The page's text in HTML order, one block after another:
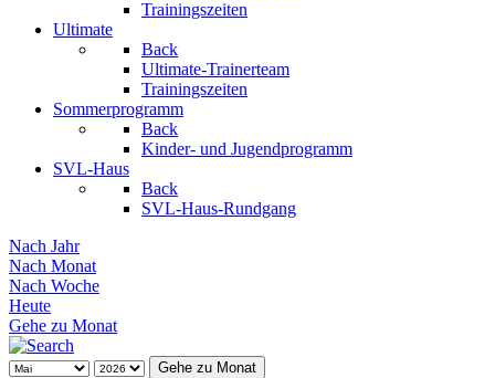
Trainingszeiten
Ultimate
Back
Ultimate-Trainerteam
Trainingszeiten
Sommerprogramm
Back
Kinder- und Jugendprogramm
SVL-Haus
Back
SVL-Haus-Rundgang
Nach Jahr
Nach Monat
Nach Woche
Heute
Gehe zu Monat
Gehe zu Monat